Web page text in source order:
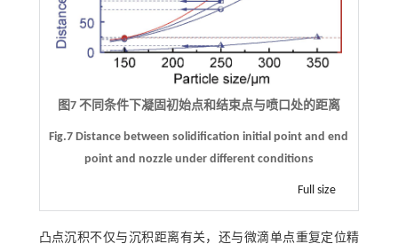
图7 不同条件下凝固初始点和结束点与喷口处的距离
Fig.7 Distance between solidification initial point and end
point and nozzle under different conditions
Full size
凸点沉积不仅与沉积距离有关，还与微滴单点重复定位精